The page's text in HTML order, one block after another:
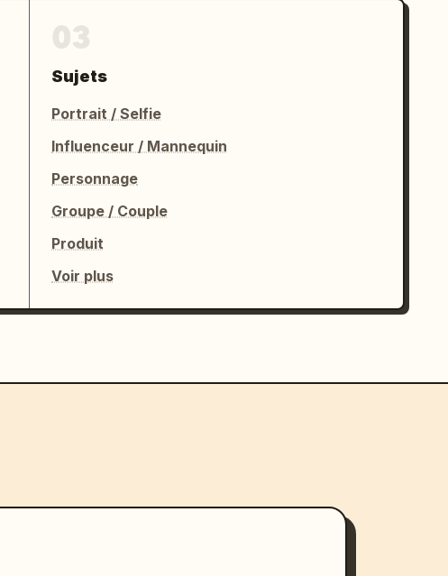
Sujets
Portrait / Selfie
Influenceur / Mannequin
Personnage
Groupe / Couple
Produit
Voir plus